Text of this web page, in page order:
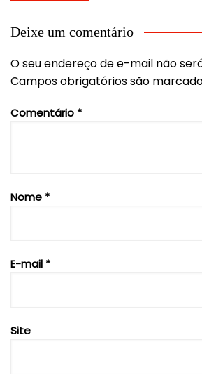
Post
Deixe um comentário
O seu endereço de e-mail não
Campos obrigatórios são
Comentário *
Nome *
E-mail *
Site